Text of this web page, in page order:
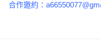
合作邀約：